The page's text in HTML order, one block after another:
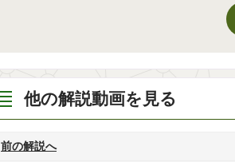
他の解説動画を見る
前の解説へ